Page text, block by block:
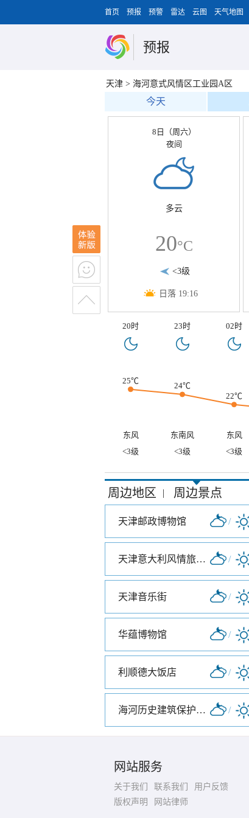
首页 预报 预警 雷达 云图 天气地图
预报
天津 > 海河意式风情区工业园A区
今天
8日（周六）
夜间
多云
20°C
<3级
日落 19:16
20时 23时 02时
25℃
24℃
22℃
东风 东南风 东风
<3级
<3级 <3级
周边地区 | 周边景点
天津邮政博物馆 /
天津意大利风情旅游区 /
天津音乐街 /
华蕴博物馆 /
利顺德大饭店 /
海河历史建筑保护展览馆 /
网站服务
关于我们 联系我们
用户反馈
版权声明
网站律师